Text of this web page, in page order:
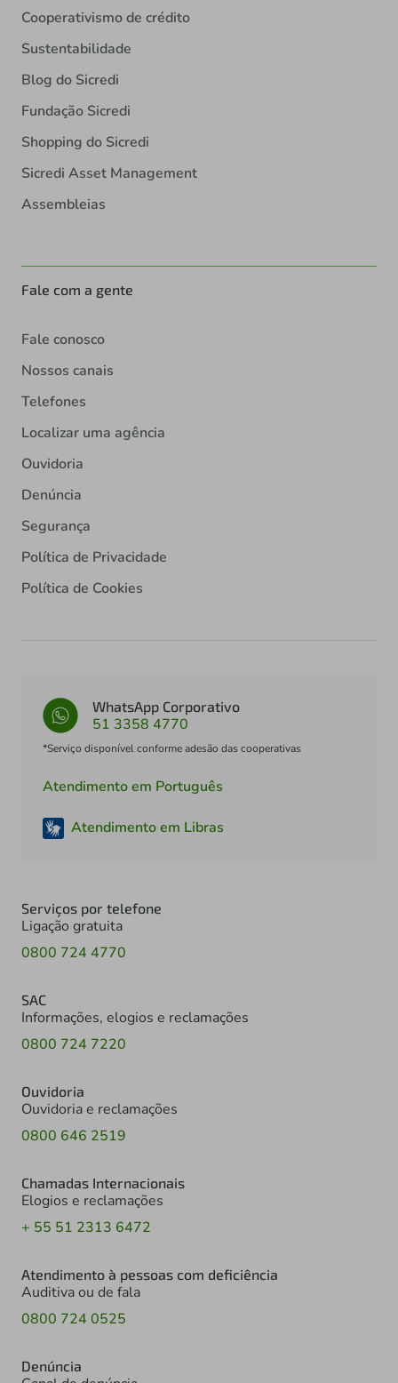
Cooperativismo de crédito
Sustentabilidade
Blog do Sicredi
Fundação Sicredi
Shopping do Sicredi
Sicredi Asset Management
Assembleias
Fale com a gente
Fale conosco
Nossos canais
Telefones
Localizar uma agência
Ouvidoria
Denúncia
Segurança
Política de Privacidade
Política de Cookies
WhatsApp Corporativo
51 3358 4770
*Serviço disponível conforme adesão das cooperativas
Atendimento em Português
Atendimento em Libras
Serviços por telefone
Ligação gratuita
0800 724 4770
SAC
Informações, elogios e reclamações
0800 724 7220
Ouvidoria
Ouvidoria e reclamações
0800 646 2519
Chamadas Internacionais
Elogios e reclamações
+ 55 51 2313 6472
Atendimento à pessoas com deficiência
Auditiva ou de fala
0800 724 0525
Denúncia